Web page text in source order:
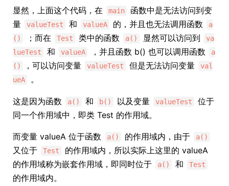
显然，上面这个代码，在 main
函数中是无法访问到变
量
valueTest 和 valueA 的，并且也无法调用函数
a
()
；而在 Test 类中的函数 a() 显然可以访问到
va
lueTest
和 valueA ，并且函数 b() 也可以调用函数
a
()
，可以访问变量 valueTest 但是无法访问变量
val
ueA
。
这是因为函数 a() 和 b() 以及变量 valueTest
位于
同一个作用域中，即类 Test 的作用域。
而变量 valueA 位于函数 a() 的作用域内，由于 a()
又位于 Test
的作用域内，所以实际上这里的 valueA
的作用域称为嵌套作用域，即同时位于
a() 和 Test
的作用域内。